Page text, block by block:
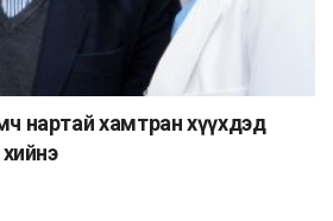
нартай хамтран хүүхдэд